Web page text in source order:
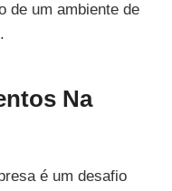
de um ambiente de
Na
é um desafio